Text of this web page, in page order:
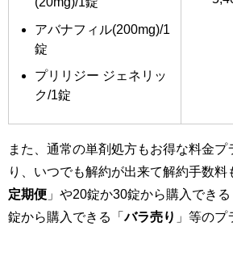
アバナフィル(200mg)/1
錠
プリリジー ジェネリッ
ク/1錠
また、通常の単剤処方もお得な料金プ
り、いつでも解約が出来て解約手数料
定期便 」や20錠か30錠から購入できる
錠から購入できる「 バラ売り 」等のプ